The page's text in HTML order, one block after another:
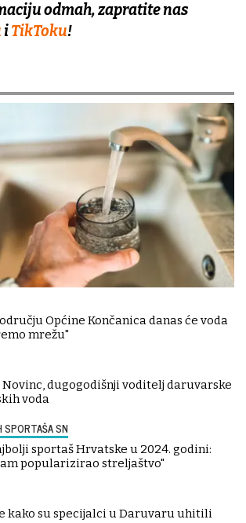
Općine Končanica danas će voda
mrežu"
dugogodišnji voditelj daruvarske
voda
SN
sportaš Hrvatske u 2024. godini:
popularizirao streljaštvo"
kako su specijalci u Daruvaru uhitili
odmah, zapratite nas
iTikToku!